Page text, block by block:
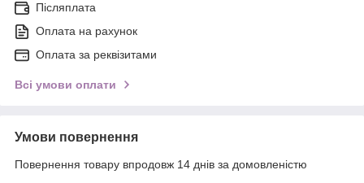
Післяплата
Оплата на рахунок
Оплата за реквізитами
Всі умови оплати
Умови повернення
Повернення товару впродовж 14 днів за домовленістю